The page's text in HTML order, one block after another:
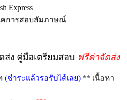
Express
คการสอบสัมภาษณ์
ส่ง คู่มือเตรียมสอบ ฟรีค่าจัดส่ง
(ชำระแล้วรอรับได้เลย) ** เนื้อหา